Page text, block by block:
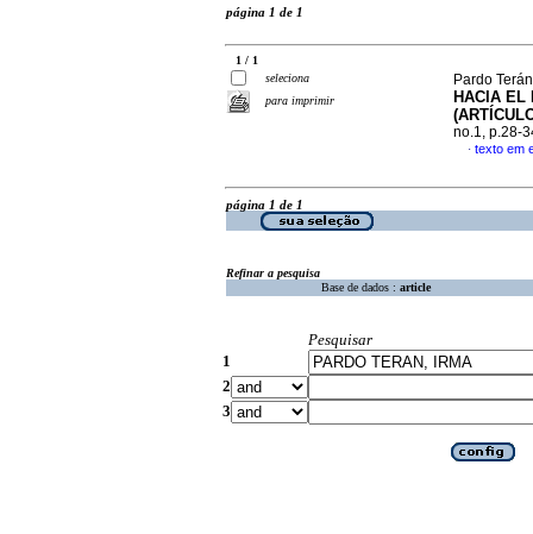
página 1 de 1
1 / 1
seleciona
para imprimir
Pardo
HACIA EL
no.1, p.28-
· texto em
página 1 de 1
Refinar a pesquisa
Base de dados : article
Pesquisar
1
2
3